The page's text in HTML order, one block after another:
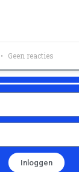
Geen reacties
Inloggen